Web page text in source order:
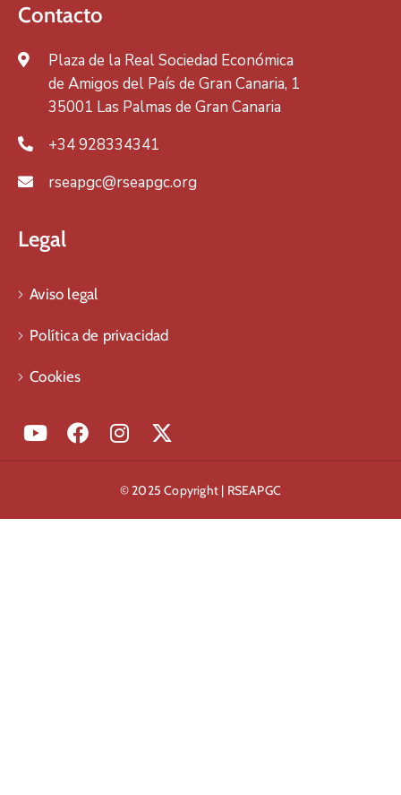
Contacto
Plaza de la Real Sociedad Económica
de Amigos del País de Gran Canaria, 1
35001 Las Palmas de Gran Canaria
+34 928334341
rseapgc@rseapgc.org
Legal
Aviso legal
Política de privacidad
Cookies
© 2025 Copyright | RSEAPGC